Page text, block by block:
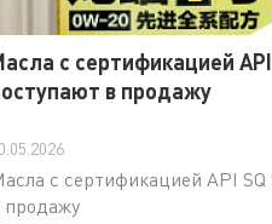
с сертификацией
в продажу
с сертификацией API SQ
продажу